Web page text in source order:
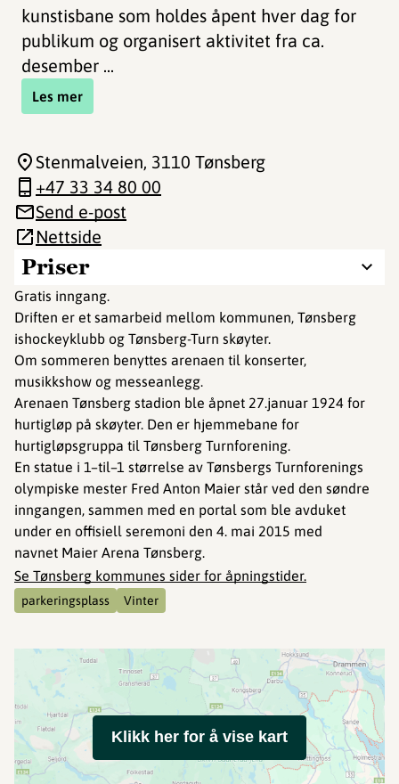
kunstisbane som holdes åpent hver dag for
publikum og organisert aktivitet fra ca.
desember ...
Les mer
Priser
Gratis inngang.
Driften er et samarbeid mellom kommunen, Tønsberg
ishockeyklubb og Tønsberg-Turn skøyter.
Om sommeren benyttes arenaen til konserter,
musikkshow og messeanlegg.
Arenaen Tønsberg stadion ble åpnet 27.januar 1924 for
hurtigløp på skøyter. Den er hjemmebane for
hurtigløpsgruppa til Tønsberg Turnforening.
En statue i 1–til–1 størrelse av Tønsbergs Turnforenings
olympiske mester Fred Anton Maier står ved den søndre
inngangen, sammen med en portal som ble avduket
under en offisiell seremoni den 4. mai 2015 med
navnet Maier Arena Tønsberg.
Se Tønsberg kommunes sider for åpningstider.
parkeringsplass Vinter
Stenmalveien, 3110 Tønsberg
+47 33 34 80 00
Send e-post
Nettside
Klikk her for å vise kart